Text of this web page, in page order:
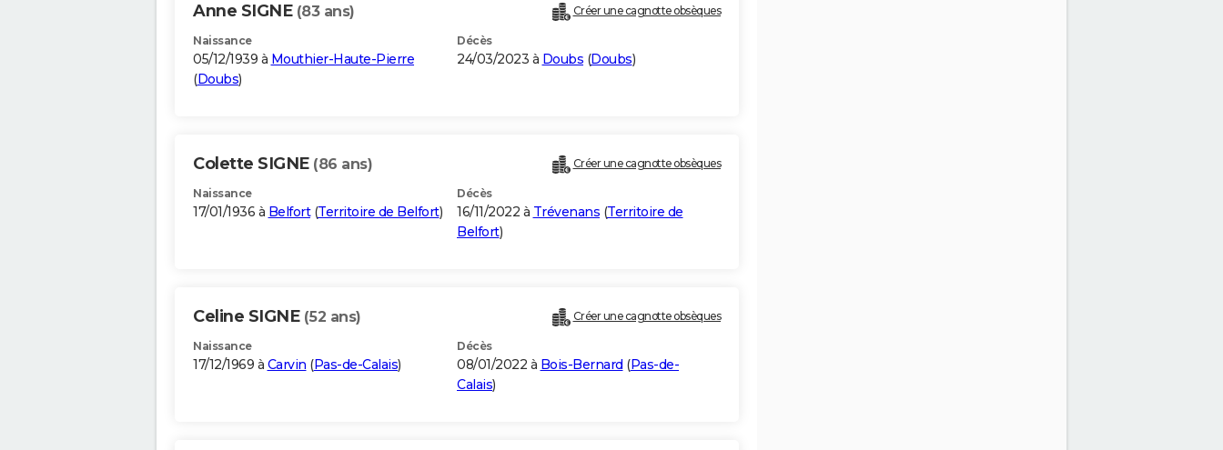
Anne SIGNE (83 ans) Créer une cagnotte obsèques
Naissance
05/12/1939 à Mouthier-Haute-Pierre
(Doubs)
Décès
24/03/2023 à Doubs (Doubs)
Colette SIGNE (86 ans) Créer une cagnotte obsèques
Naissance
17/01/1936 à Belfort(Territoire de Belfort)
Décès
16/11/2022 à Trévenans (Territoire de
Belfort)
Celine SIGNE (52 ans) Créer une cagnotte obsèques
Naissance
17/12/1969 à Carvin (Pas-de-Calais)
Décès
08/01/2022 à Bois-Bernard (Pas-de-
Calais)